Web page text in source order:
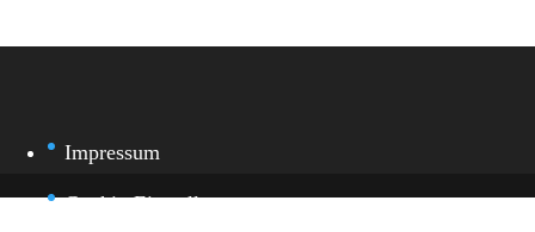
Impressum
Cookie-Einstellung